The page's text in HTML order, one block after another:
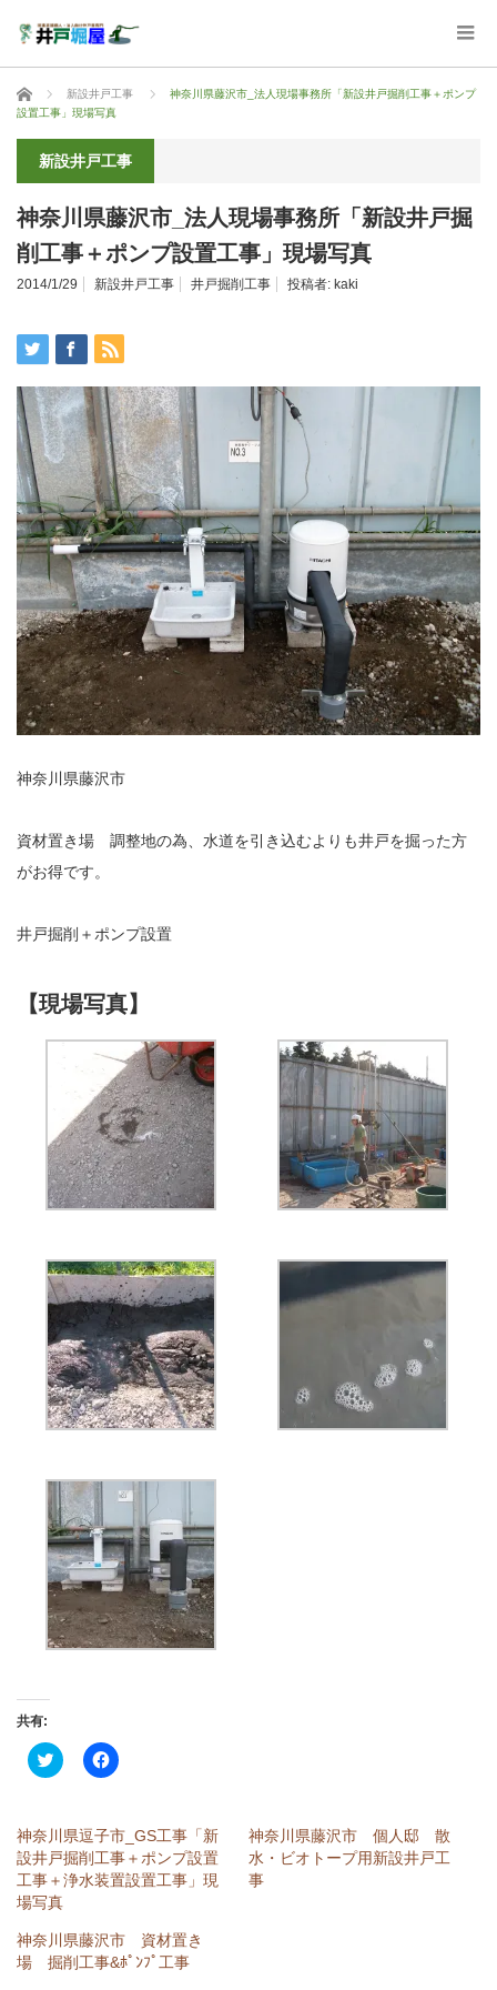
ホーム 新設井戸工事
神奈川県藤沢市_法人現場事務所「新設井戸掘削工事＋ポンプ
設置工事」現場写真
新設井戸工事
神奈川県藤沢市_法人現場事務所「新設井戸掘
削工事＋ポンプ設置工事」現場写真
2014/1/29 新設井戸工事 井戸掘削工事 投稿者: kaki
神奈川県藤沢市
資材置き場 調整地の為、水道を引き込むよりも井戸を掘った方
がお得です。
井戸掘削＋ポンプ設置
【現場写真】
共有:
ク
リ
て
Twitter
で
共
有
(新
し
い
ウ
ィ
ン
Facebook
で
る
に
は
ク
リ
し
て
く
だ
神奈川県逗子市_GS工事「新
設井戸掘削工事＋ポンプ設置
工事＋浄水装置設置工事」現
場写真
神奈川県藤沢市 個人邸 散
水・ビオトープ用新設井戸工
事
神奈川県藤沢市 資材置き
場 掘削工事&ﾎﾟﾝﾌﾟ工事